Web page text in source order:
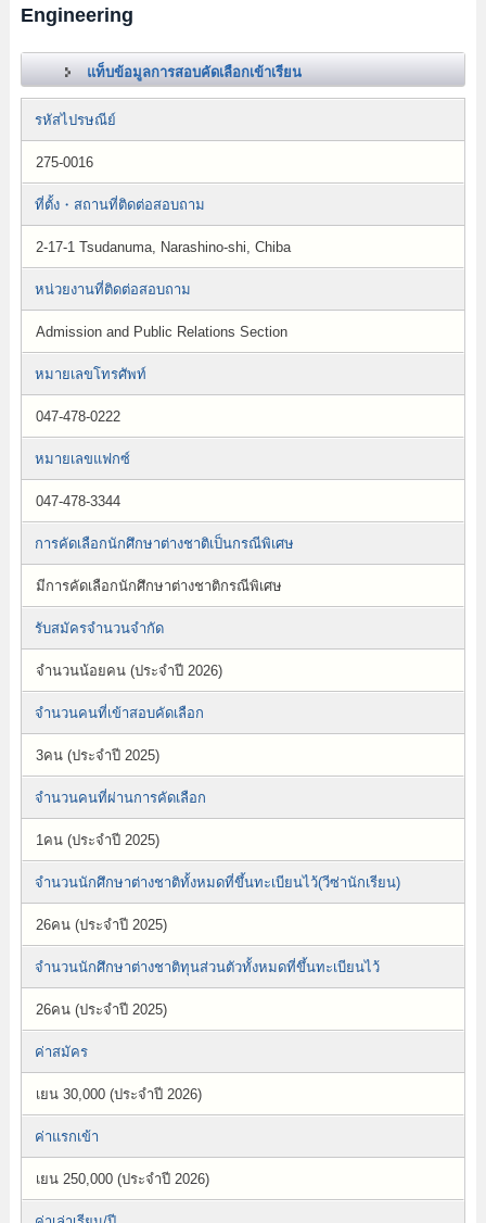
Engineering
แท็บข้อมูลการสอบคัดเลือกเข้าเรียน
รหัสไปรษณีย์
275-0016
ที่ตั้ง・สถานที่ติดต่อสอบถาม
2-17-1 Tsudanuma, Narashino-shi, Chiba
หน่วยงานที่ติดต่อสอบถาม
Admission and Public Relations Section
หมายเลขโทรศัพท์
047-478-0222
หมายเลขแฟกซ์
047-478-3344
การคัดเลือกนักศึกษาต่างชาติเป็นกรณีพิเศษ
มีการคัดเลือกนักศึกษาต่างชาติกรณีพิเศษ
รับสมัครจำนวนจำกัด
จำนวนน้อยคน (ประจำปี 2026)
จำนวนคนที่เข้าสอบคัดเลือก
3คน (ประจำปี 2025)
จำนวนคนที่ผ่านการคัดเลือก
1คน (ประจำปี 2025)
จำนวนนักศึกษาต่างชาติทั้งหมดที่ขึ้นทะเบียนไว้(วีซ่านักเรียน)
26คน (ประจำปี 2025)
จำนวนนักศึกษาต่างชาติทุนส่วนตัวทั้งหมดที่ขึ้นทะเบียนไว้
26คน (ประจำปี 2025)
ค่าสมัคร
เยน 30,000 (ประจำปี 2026)
ค่าแรกเข้า
เยน 250,000 (ประจำปี 2026)